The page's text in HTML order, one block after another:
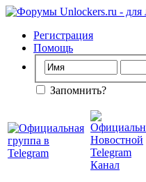
Регистрация
Помощь
Запомнить?